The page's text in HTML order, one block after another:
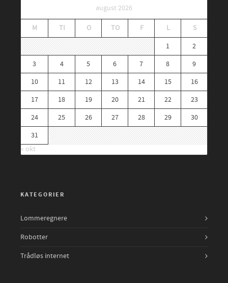
august 2026
M TI O TO F L
S
1
2
3
4 5 6 7 8
9
10
11 12 13 14 15
16
17
18 19 20 21 22
23
24
25 26 27 28 29
30
31
« okt
KATEGORIER
Lommeregnere
Robotter
Trådløs internet